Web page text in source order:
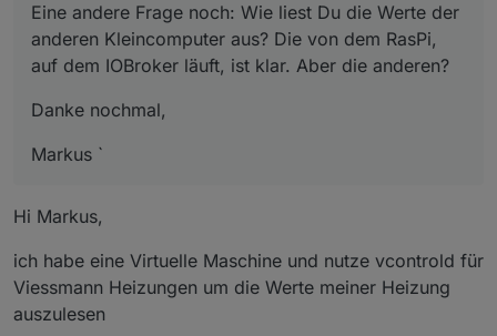
Eine andere Frage noch: Wie liest Du die Werte der
anderen Kleincomputer aus? Die von dem RasPi,
auf dem IOBroker läuft, ist klar. Aber die anderen?
Danke nochmal,
Markus `
Hi Markus,
ich habe eine Virtuelle Maschine und nutze vcontrold für
Viessmann Heizungen um die Werte meiner Heizung
auszulesen